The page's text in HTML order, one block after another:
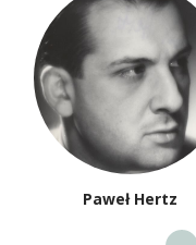
Paweł Hertz